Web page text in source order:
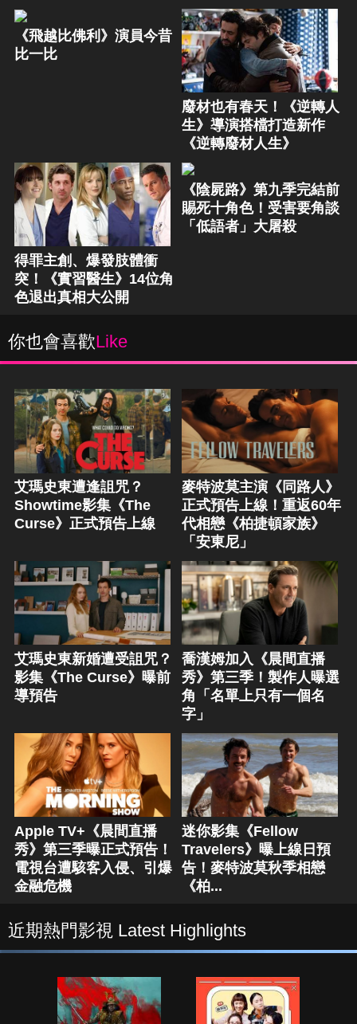
《飛越比佛利》演員今昔
比一比
廢材也有春天！《逆轉人
生》導演搭檔打造新作
《逆轉廢材人生》
得罪主創、爆發肢體衝
突！《實習醫生》14位角
色退出真相大公開
《陰屍路》第九季完結前
賜死十角色！受害要角談
「低語者」大屠殺
你也會喜歡Like
艾瑪史東遭逢詛咒？
Showtime影集《The
Curse》正式預告上線
麥特波莫主演《同路人》
正式預告上線！重返60年
代相戀《柏捷頓家族》
「安東尼」
艾瑪史東新婚遭受詛咒？
影集《The Curse》曝前
導預告
喬漢姆加入《晨間直播
秀》第三季！製作人曝選
角「名單上只有一個名
字」
Apple TV+《晨間直播
秀》第三季曝正式預告！
電視台遭駭客入侵、引爆
金融危機
迷你影集《Fellow
Travelers》曝上線日預
告！麥特波莫秋季相戀
《柏...
近期熱門影視 Latest Highlights